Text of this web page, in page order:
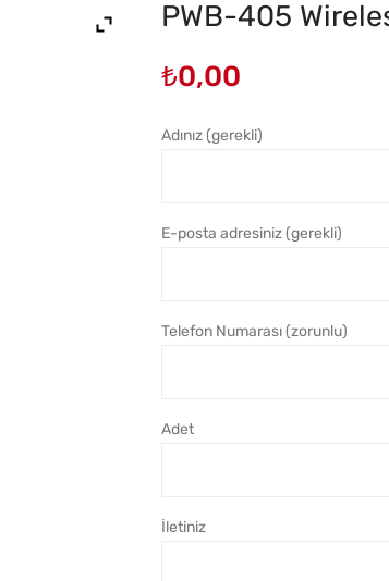
PWB-405
₺0,00
Adınız (gerekli)
E-posta adresiniz (gerekli)
Telefon Numarası (zorunlu)
Adet
İletiniz